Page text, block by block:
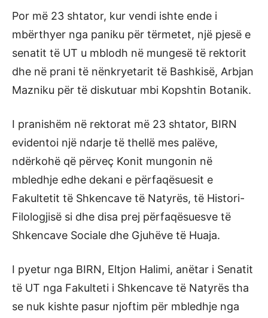
Por më 23 shtator, kur vendi ishte ende i
mbërthyer nga paniku për tërmetet, një pjesë e
senatit të UT u mblodh në mungesë të rektorit
dhe në prani të nënkryetarit të Bashkisë, Arbjan
Mazniku për të diskutuar mbi Kopshtin Botanik.
I pranishëm në rektorat më 23 shtator, BIRN
evidentoi një ndarje të thellë mes palëve,
ndërkohë që përveç Konit mungonin në
mbledhje edhe dekani e përfaqësuesit e
Fakultetit të Shkencave të Natyrës, të Histori-
Filologjisë si dhe disa prej përfaqësuesve të
Shkencave Sociale dhe Gjuhëve të Huaja.
I pyetur nga BIRN, Eltjon Halimi, anëtar i Senatit
të UT nga Fakulteti i Shkencave të Natyrës tha
se nuk kishte pasur njoftim për mbledhje nga